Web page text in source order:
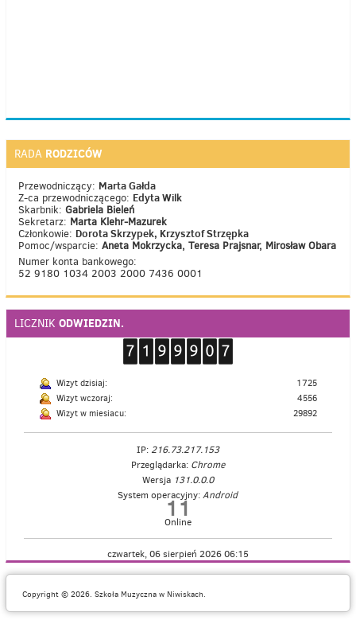
RADA RODZICÓW
Przewodniczący: Marta Gałda
Z-ca przewodniczącego: Edyta Wilk
Skarbnik: Gabriela Bieleń
Sekretarz: Marta Klehr-Mazurek
Członkowie: Dorota Skrzypek, Krzysztof Strzępka
Pomoc/wsparcie: Aneta Mokrzycka, Teresa Prajsnar, Mirosław Obara
Numer konta bankowego:
52 9180 1034 2003 2000 7436 0001
LICZNIK ODWIEDZIN.
Wizyt dzisiaj:
1725
Wizyt wczoraj:
4556
Wizyt w miesiacu:
29892
IP: 216.73.217.153
Przeglądarka: Chrome
Wersja 131.0.0.0
System operacyjny:Android
11
Online
czwartek, 06 sierpień 2026 06:15
Copyright © 2026. Szkoła Muzyczna w Niwiskach.